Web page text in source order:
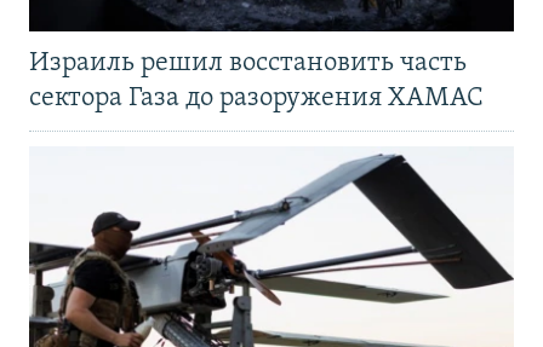
Израиль решил восстановить часть
сектора Газа до разоружения ХАМАС